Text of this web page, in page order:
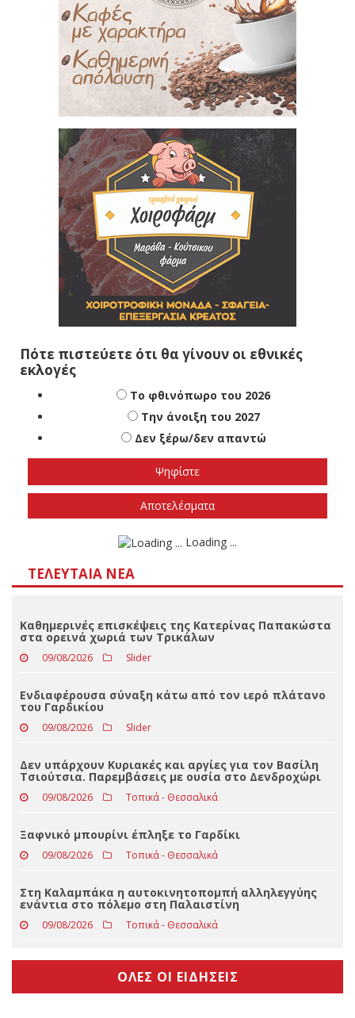
Πότε πιστεύετε ότι θα γίνουν οι εθνικές
εκλογές
Το φθινόπωρο του 2026
Την άνοιξη του 2027
Δεν ξέρω/δεν απαντώ
ΤΕΛΕΥΤΑΊΑ ΝΈΑ
Καθημερινές επισκέψεις της Κατερίνας Παπακώστα
στα ορεινά χωριά των Τρικάλων
09/08/2026 Slider
Ενδιαφέρουσα σύναξη κάτω από τον ιερό πλάτανο
του Γαρδικίου
09/08/2026 Slider
Δεν υπάρχουν Κυριακές και αργίες για τον Βασίλη
Τσιούτσια. Παρεμβάσεις με ουσία στο Δενδροχώρι
Ξαφνικό μπουρίνι έπληξε το Γαρδίκι
09/08/2026 Τοπικά - Θεσσαλικά
Στη Καλαμπάκα η αυτοκινητοπομπή αλληλεγγύης
ενάντια στο πόλεμο στη Παλαιστίνη
09/08/2026 Τοπικά - Θεσσαλικά